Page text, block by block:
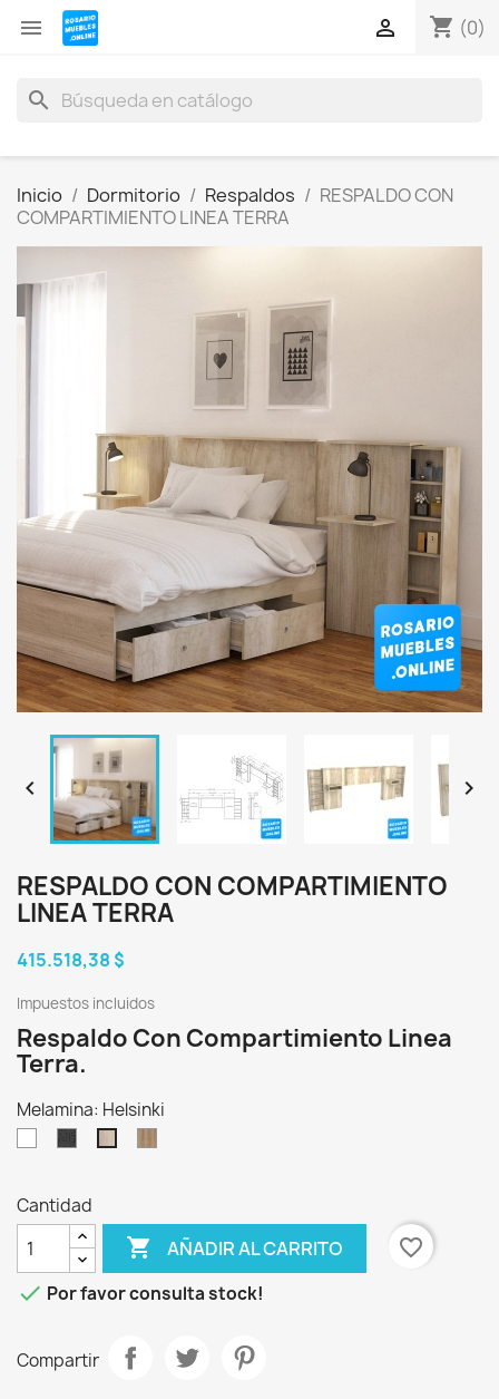
 shopping_cart (0)

search
Inicio Dormitorio Respaldos
RESPALDO CON
COMPARTIMIENTO LINEA TERRA
 
RESPALDO CON COMPARTIMIENTO
LINEA TERRA
415.518,38 $
Impuestos incluidos
Respaldo Con Compartimiento Linea
Terra.
Melamina: Helsinki
Blanco
Cantidad
 AÑADIR AL CARRITO
favorite_border
 Por favor consulta stock!
Compartir